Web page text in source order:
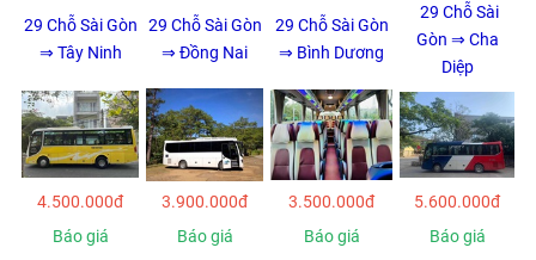
29 Chỗ Sài Gòn
⇒ Tây Ninh
29 Chỗ Sài Gòn
⇒ Đồng Nai
29 Chỗ Sài Gòn
⇒ Bình Dương
29 Chỗ Sài
Gòn ⇒ Cha
Diệp
4.500.000đ 3.900.000đ 3.500.000đ
5.600.000đ
Báo giá
Báo giá Báo giá
Báo giá